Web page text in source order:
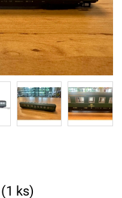
(1 ks)